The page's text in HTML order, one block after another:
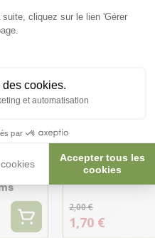
cliquez sur le lien 'Gérer
cookies.
et automatisation
par
Accepter tous les
cookies
-15%
Abreuvoir
en plastique
2,00 €
1,70 €